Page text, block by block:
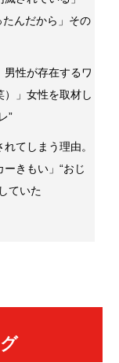
んだから」その
性が存在するワ
」女性を取材し
”
てしまう理由。
ーきもい」“おじ
ていた